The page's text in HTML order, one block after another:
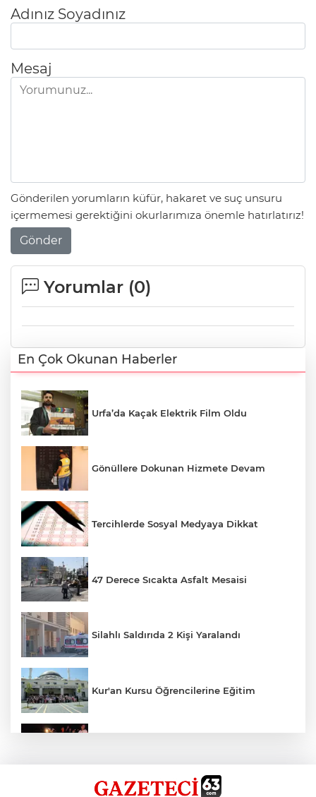
Adınız Soyadınız
Mesaj
Gönderilen yorumların küfür, hakaret ve suç unsuru
içermemesi gerektiğini okurlarımıza önemle hatırlatırız!
Gönder
Yorumlar (0)
En Çok Okunan Haberler
Urfa’da Kaçak Elektrik Film Oldu
Gönüllere Dokunan Hizmete Devam
Tercihlerde Sosyal Medyaya Dikkat
47 Derece Sıcakta Asfalt Mesaisi
Silahlı Saldırıda 2 Kişi Yaralandı
Kur'an Kursu Öğrencilerine Eğitim